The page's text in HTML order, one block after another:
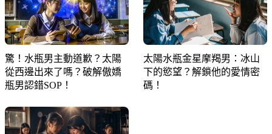
驚！水瓶男主動道歉？太陽
從西邊出來了嗎？破解傲嬌
瓶男認錯SOP！
太陽水瓶金星摩羯男：冰山
下的慾望？解鎖他的愛情密
碼！